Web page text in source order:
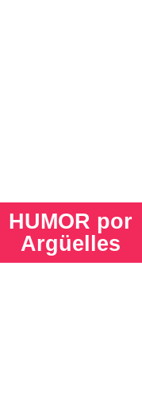
HUMOR por
Argüelles​